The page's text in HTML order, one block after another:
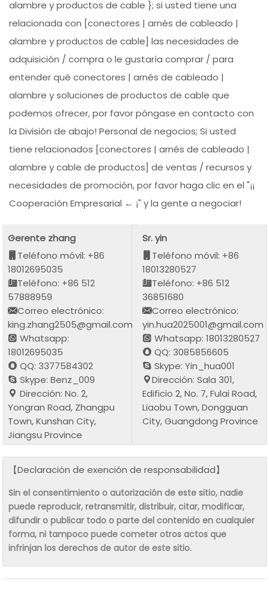
alambre y productos de cable }; si usted tiene una
relacionada con [conectores | arnés de cableado |
alambre y productos de cable] las necesidades de
adquisición / compra o le gustaría comprar / para
entender qué conectores | arnés de cableado |
alambre y soluciones de productos de cable que
podemos ofrecer, por favor póngase en contacto con
la División de abajo! Personal de negocios; Si usted
tiene relacionados [conectores | arnés de cableado |
alambre y cable de productos] de ventas / recursos y
necesidades de promoción, por favor haga clic en el "¡¡
Cooperación Empresarial ← ¡" y la gente a negociar!
Gerente zhang
Teléfono móvil: +86
18012695035
Teléfono: +86 512
57888959
Correo electrónico:
king.zhang2505@gmail.com
Whatsapp:
18012695035
QQ: 3377584302
Skype: Benz_009
Dirección: No. 2,
Yongran Road, Zhangpu
Town, Kunshan City,
Jiangsu Province
Sr. yin
Teléfono móvil: +86
18013280527
Teléfono: +86 512
36851680
Correo electrónico:
yin.hua2025001@gmail.com
Whatsapp: 18013280527
QQ: 3085856605
Skype: Yin_hua001
Dirección: Sala 301,
Edificio 2, No. 7, Fulai Road,
Liaobu Town, Dongguan
City, Guangdong Province
【Declaración de exención de responsabilidad】
Sin el consentimiento o autorización de este sitio, nadie
puede reproducir, retransmitir, distribuir, citar, modificar,
difundir o publicar todo o parte del contenido en cualquier
forma, ni tampoco puede cometer otros actos que
infrinjan los derechos de autor de este sitio.